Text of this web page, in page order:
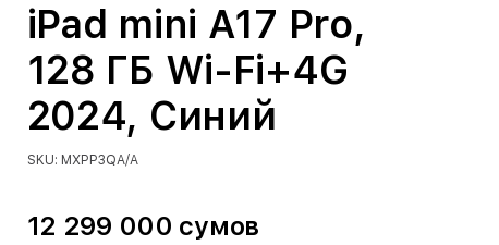
iPad mini A17 Pro,
128 ГБ Wi-Fi+4G
2024, Синий
SKU: MXPP3QA/A
12 299 000 сумов